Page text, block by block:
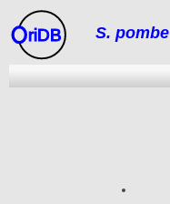
riDB S. pombe